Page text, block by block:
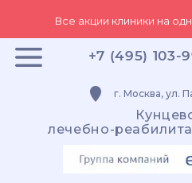
Все акции клиники на
+7 (495) 103-
г. Москва, ул.
лечебно-